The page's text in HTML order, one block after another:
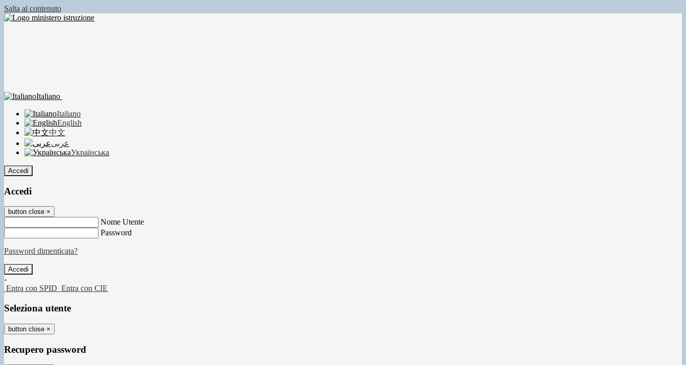
Salta al contenuto
Italiano
Italiano
English
中文
عربى
Українська
Accedi
Accedi
button close ×
Nome Utente
Password
Password dimenticata?
-
Entra con SPID Entra con CIE
Seleziona utente
button close ×
Recupero password